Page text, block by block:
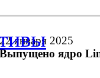
22 января 2025
Выпущено ядро